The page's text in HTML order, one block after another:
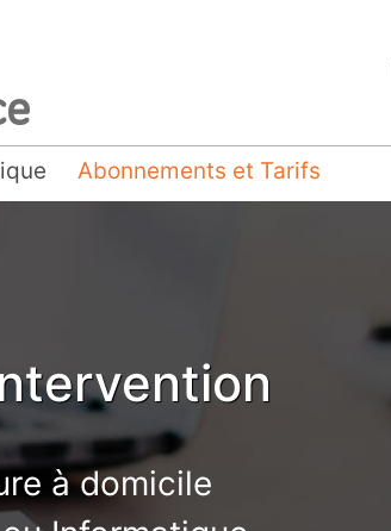
Abonnements et Tarifs
à domicile